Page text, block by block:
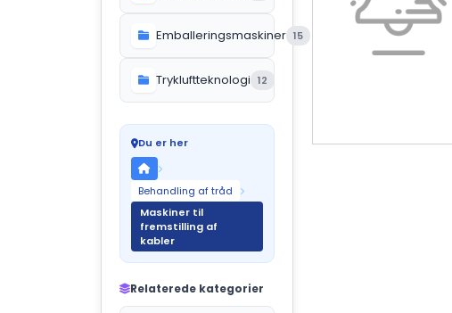
Emballeringsmaskiner 15
Trykluftteknologi 12
Du er her
Behandling af tråd
Maskiner til
fremstilling af
kabler
Relaterede kategorier